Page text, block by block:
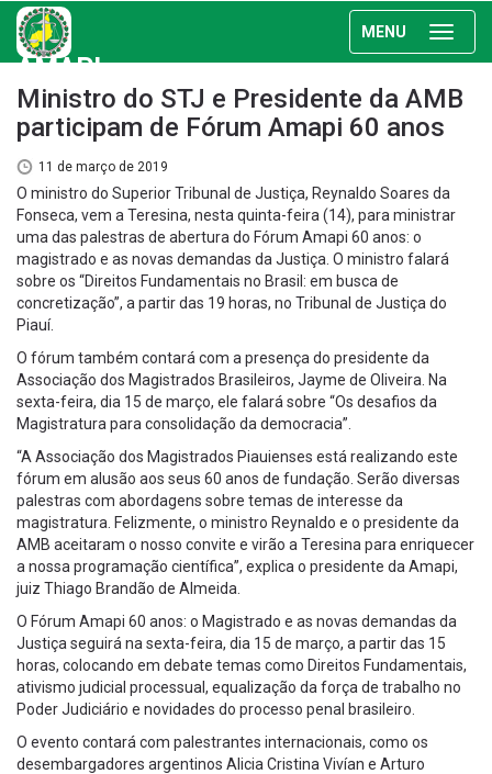
MENU
AMAPI
Ministro do STJ e Presidente da AMB
participam de Fórum Amapi 60 anos
11 de março de 2019
O ministro do Superior Tribunal de Justiça, Reynaldo Soares da
Fonseca, vem a Teresina, nesta quinta-feira (14), para ministrar
uma das palestras de abertura do Fórum Amapi 60 anos: o
magistrado e as novas demandas da Justiça. O ministro falará
sobre os “Direitos Fundamentais no Brasil: em busca de
concretização”, a partir das 19 horas, no Tribunal de Justiça do
Piauí.
O fórum também contará com a presença do presidente da
Associação dos Magistrados Brasileiros, Jayme de Oliveira. Na
sexta-feira, dia 15 de março, ele falará sobre “Os desafios da
Magistratura para consolidação da democracia”.
“A Associação dos Magistrados Piauienses está realizando este
fórum em alusão aos seus 60 anos de fundação. Serão diversas
palestras com abordagens sobre temas de interesse da
magistratura. Felizmente, o ministro Reynaldo e o presidente da
AMB aceitaram o nosso convite e virão a Teresina para enriquecer
a nossa programação científica”, explica o presidente da Amapi,
juiz Thiago Brandão de Almeida.
O Fórum Amapi 60 anos: o Magistrado e as novas demandas da
Justiça seguirá na sexta-feira, dia 15 de março, a partir das 15
horas, colocando em debate temas como Direitos Fundamentais,
ativismo judicial processual, equalização da força de trabalho no
Poder Judiciário e novidades do processo penal brasileiro.
O evento contará com palestrantes internacionais, como os
desembargadores argentinos Alicia Cristina Vivían e Arturo